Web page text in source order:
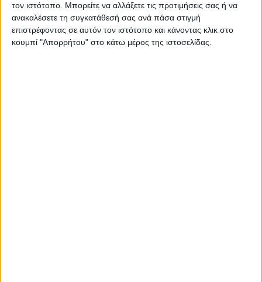
τον ιστότοπο. Μπορείτε να αλλάξετε τις προτιμήσεις σας ή να
ανακαλέσετε τη συγκατάθεσή σας ανά πάσα στιγμή
επιστρέφοντας σε αυτόν τον ιστότοπο και κάνοντας κλικ στο
κουμπί "Απορρήτου" στο κάτω μέρος της ιστοσελίδας.
Ακολούθησε την εφημερίδα ΝΕΟΣ
ΑΓΩΝ στο Google News!
Όλες οι εξελίξεις στην περιοχή της